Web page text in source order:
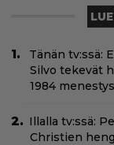
Tänän tv:ssä:
Silvo tekevät
1984
Illalla tv:ssä:
Christien